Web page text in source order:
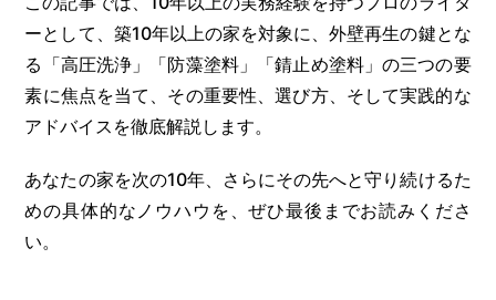
ーとして、築10年以上の家を対象に、外壁再生の鍵とな
る「高圧洗浄」「防藻塗料」「錆止め塗料」の三つの要
素に焦点を当て、その重要性、選び方、そして実践的な
アドバイスを徹底解説します。
あなたの家を次の10年、さらにその先へと守り続けるた
めの具体的なノウハウを、ぜひ最後までお読みくださ
い。